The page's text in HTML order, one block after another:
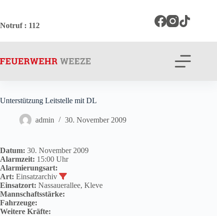
springen
Notruf: 112
Unterstützung Leitstelle mit DL
admin 30. November 2009
Datum: 30. November 2009
Alarmzeit: 15:00 Uhr
Alarmierungsart:
Art: Einsatzarchiv
Einsatzort: Nassauerallee, Kleve
Mannschaftsstärke:
Fahrzeuge:
Weitere Kräfte: